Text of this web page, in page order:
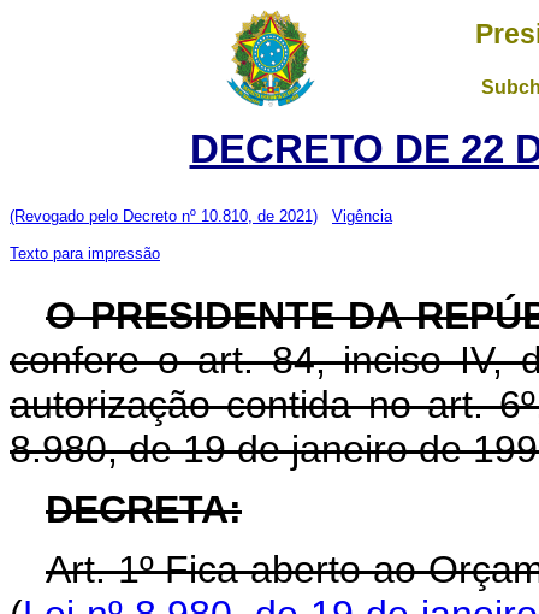
DECRETO DE 22
(Revogado pelo Decreto nº 10.810, de 2021) Vigência
Texto para impressão
O PRESIDENTE DA
confere o art. 84, inciso IV,
autorização contida no art.
8.980, de 19 de janeiro de
DECRETA:
Art. 1º Fica aberto ao